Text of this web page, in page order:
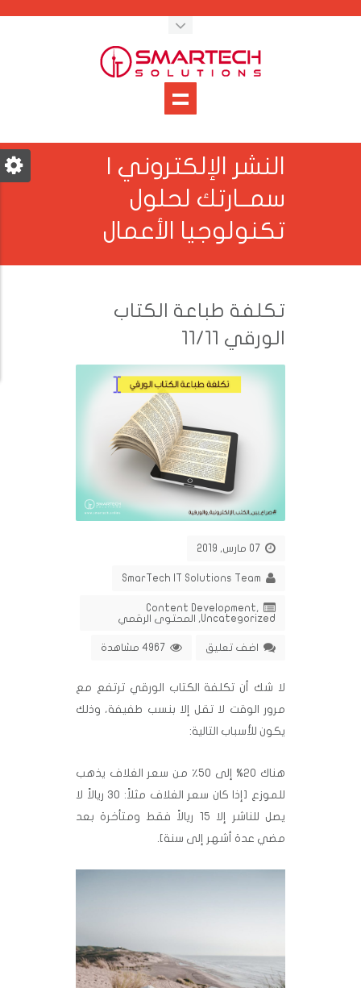
النشر الإلكتروني |
سمــارتك لحلول
تكنولوجيا الأعمال
تكلفة طباعة الكتاب
الورقي 11/11
SmarTech IT Solutions Team
Content Development,
Uncategorized
, المحتوى الرقمي
اضف تعليق
لا شك أن تكلفة الكتاب الورقي ترتفع مع
مرور الوقت لا تقل إلا بنسب طفيفة، وذلك
يكون للأسباب التالية:
هناك ٢٠% إلى ٥٠٪ من سعر الغلاف يذهب
للموزع [إذا كان سعر الغلاف مثلاً: 30 ريالاً لا
يصل للناشر إلا 15 ريالاً فقط ومتأخرة بعد
مضي عدة أشهر إلى سنة].